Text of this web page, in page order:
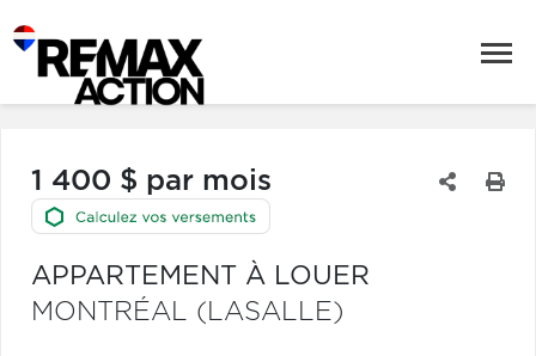
1 400 $ par mois
APPARTEMENT À LOUER
MONTRÉAL (LASALLE)